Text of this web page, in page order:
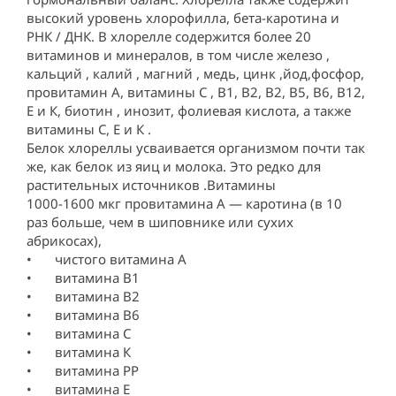
высокий уровень хлорофилла, бета-каротина и
РНК / ДНК. В хлорелле содержится более 20
витаминов и минералов, в том числе железо ,
кальций , калий , магний , медь, цинк ,йод,фосфор,
провитамин А, витамины С , В1, В2, В2, В5, В6, В12,
Е и К, биотин , инозит, фолиевая кислота, а также
витамины С, Е и К .
Белок хлореллы усваивается организмом почти так
же, как белок из яиц и молока. Это редко для
растительных источников .Витамины
1000-1600 мкг провитамина А — каротина (в 10
раз больше, чем в шиповнике или сухих
абрикосах),
•	чистого витамина А
•	витамина В1
•	витамина В2
•	витамина В6
•	витамина С
•	витамина К
•	витамина РР
•	витамина Е